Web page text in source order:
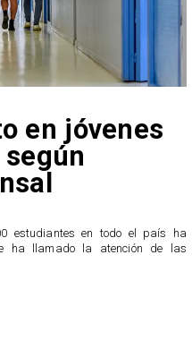
en jóvenes
estudiantes en todo el país ha
ha llamado la atención de las